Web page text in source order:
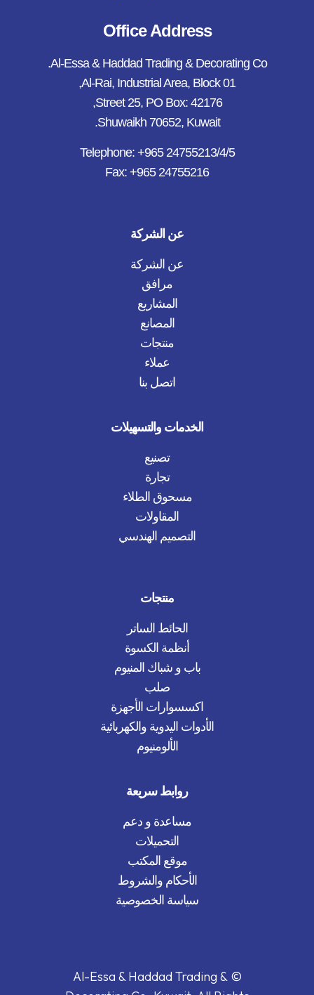
Office Address
Al-Essa & Haddad Trading & Decorating Co.
Al-Rai, Industrial Area, Block 01,
Street 25, PO Box: 42176,
Shuwaikh 70652, Kuwait.
Telephone: +965 24755213/4/5
Fax: +965 24755216
عن الشركة
عن الشركة
مرافق
المشاريع
المصانع
منتجات
عملاء
اتصل بنا
الخدمات والتسهيلات
تصنيع
تجارة
مسحوق الطلاء
المقاولات
التصميم الهندسي
منتجات
الحائط الساتر
أنظمة الكسوة
باب و شباك المنيوم
صلب
اكسسوارات الأجهزة
الأدوات اليدوية والكهربائية
الألومنيوم
روابط سريعة
مساعدة و دعم
التحميلات
موقع المكتب
الأحكام والشروط
سياسة الخصوصية
© Al-Essa & Haddad Trading &